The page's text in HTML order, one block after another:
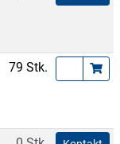
79 Stk.